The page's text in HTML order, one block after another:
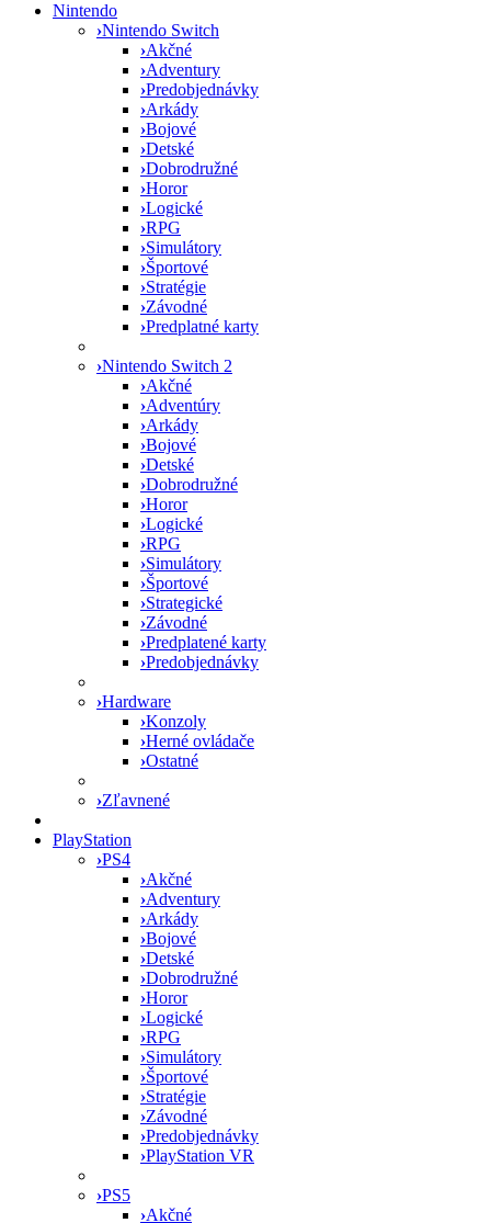
Nintendo
›Nintendo Switch
›Akčné
›Adventury
›Predobjednávky
›Arkády
›Bojové
›Detské
›Dobrodružné
›Horor
›Logické
›RPG
›Simulátory
›Športové
›Stratégie
›Závodné
›Predplatné karty
›Nintendo Switch 2
›Akčné
›Adventúry
›Arkády
›Bojové
›Detské
›Dobrodružné
›Horor
›Logické
›RPG
›Simulátory
›Športové
›Strategické
›Závodné
›Predplatené karty
›Predobjednávky
›Hardware
›Konzoly
›Herné ovládače
›Ostatné
›Zľavnené
PlayStation
›PS4
›Akčné
›Adventury
›Arkády
›Bojové
›Detské
›Dobrodružné
›Horor
›Logické
›RPG
›Simulátory
›Športové
›Stratégie
›Závodné
›Predobjednávky
›PlayStation VR
›PS5
›Akčné